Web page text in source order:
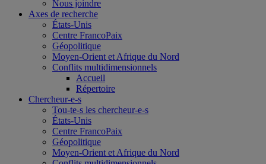
Nous joindre
Axes de recherche
États-Unis
Centre FrancoPaix
Géopolitique
Moyen-Orient et Afrique du Nord
Conflits multidimensionnels
Accueil
Répertoire
Chercheur-e-s
Tou-te-s les chercheur-e-s
États-Unis
Centre FrancoPaix
Géopolitique
Moyen-Orient et Afrique du Nord